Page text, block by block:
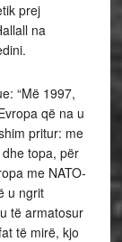
prej
na
“Më 1997,
që na u
pritur: me
topa, për
me NATO-
u ngrit
të armatosur
të mirë, kjo